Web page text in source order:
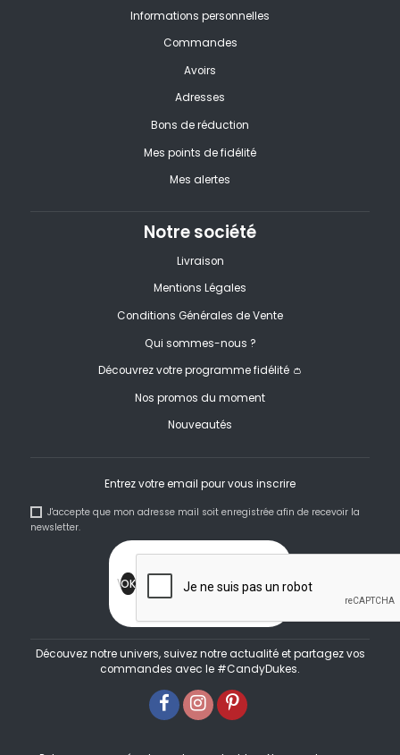
Informations personnelles
Commandes
Avoirs
Adresses
Bons de réduction
Mes points de fidélité
Mes alertes
Notre société
Livraison
Mentions Légales
Conditions Générales de Vente
Qui sommes-nous ?
Découvrez votre programme fidélité 👛
Nos promos du moment
Nouveautés
Entrez votre email pour vous inscrire
J'accepte que mon adresse mail soit enregistrée afin de recevoir la
newsletter.
Découvez notre univers, suivez notre actualité et partagez vos
commandes avec le #CandyDukes.